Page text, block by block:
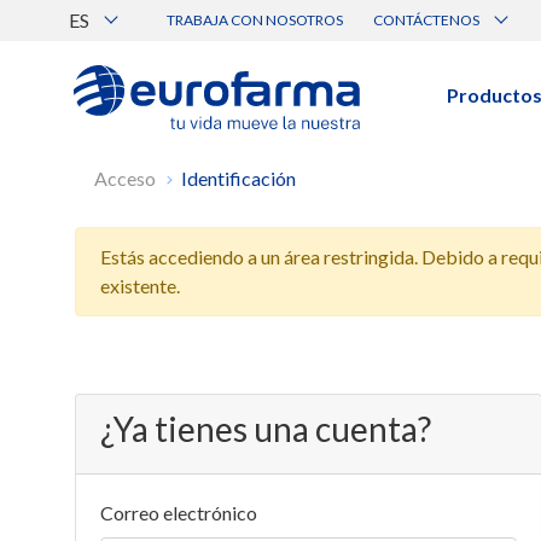
ES TRABAJA CON NOSOTROS CONTÁCTENOS
Canal de Ética Eurofarma
Productos
Acceso Identificación
Estás accediendo a un área restringida. Debido a
existente.
¿Ya tienes una cuenta?
Correo electrónico